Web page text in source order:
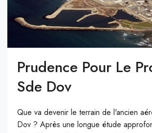
Prudence Pour Le
Sde Dov
Que va devenir le terrain de l'ancien
Dov ? Après une longue étude